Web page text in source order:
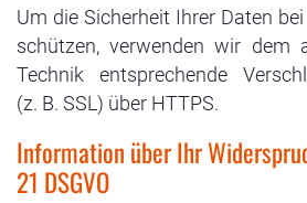
Um die Sicherheit Ihrer Daten
schützen, verwenden wir dem
Technik entsprechende
(z. B. SSL) über HTTPS.
Information über Ihr
21 DSGVO